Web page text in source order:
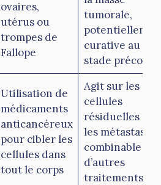
ovaires,
utérus ou
trompes de
Fallope
tumorale,
curative au
stade précoce
Utilisation de
médicaments
anticancéreux
pour cibler les
cellules dans
tout le corps
Agit sur les
cellules
résiduelles et
les métastases,
combinable à
d’autres
traitements